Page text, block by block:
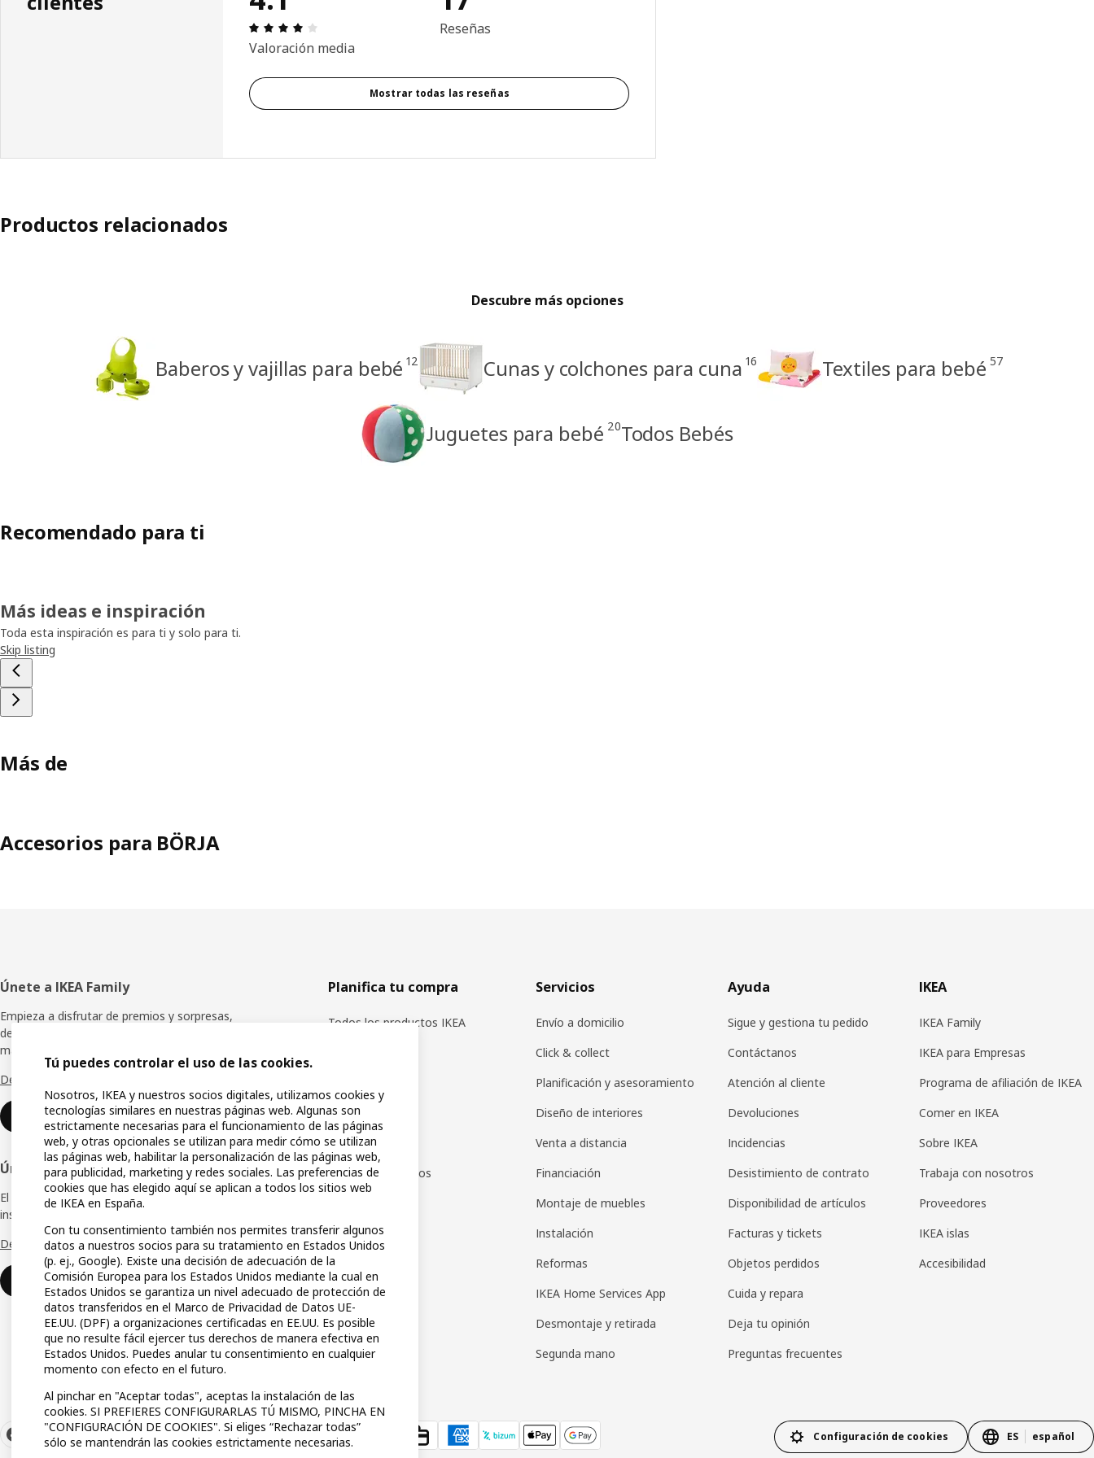
Reseña: 4.1 de 5 estrellas. Revisiones totales: 17
Valoración media
Reseñas
Mostrar todas las reseñas
Productos relacionados
Descubre más opciones
Baberos y vajillas para bebé 12 Cunas y colchones para cuna 16 Textiles para bebé 57
Juguetes para bebé 20Todos Bebés
Recomendado para ti
Más ideas e inspiración
Toda esta inspiración es para ti y solo para ti.
Skip listing
Más de
Accesorios para BÖRJA
Pie
de
página
Únete a IKEA Family
Empieza a disfrutar de premios y sorpresas,
descuentos especiales y muchas ventajas
más.
Descubre todos los beneficios
Unirse o iniciar sesión
Únete a la Red IKEA para Empresas
El club de empresas que te ofrece ofertas,
inspiración y consejos para tu negocio.
Descubre todas las ventajas
Unirse o iniciar sesión
Planifica tu compra
Todos los productos IKEA
Comprar en IKEA
IKEA Apps
Guías de productos
Tarjetas regalo
Medios de pago
Servicios
Envío a domicilio
Click & collect
Planificación y asesoramiento
Diseño de interiores
Venta a distancia
Financiación
Montaje de muebles
Instalación
Reformas
IKEA Home Services App
Desmontaje y retirada
Segunda mano
Ayuda
Sigue y gestiona tu pedido
Contáctanos
Atención al cliente
Devoluciones
Incidencias
Desistimiento de contrato
Disponibilidad de artículos
Facturas y tickets
Objetos perdidos
Cuida y repara
Deja tu opinión
Preguntas frecuentes
IKEA
IKEA Family
IKEA para Empresas
Programa de afiliación de IKEA
Comer en IKEA
Sobre IKEA
Trabaja con nosotros
Proveedores
IKEA islas
Accesibilidad
Configuración de cookies ES español
Tú puedes controlar el uso de las cookies.
Nosotros, IKEA y nuestros socios digitales, utilizamos cookies y
tecnologías similares en nuestras páginas web. Algunas son
estrictamente necesarias para el funcionamiento de las páginas
web, y otras opcionales se utilizan para medir cómo se utilizan
las páginas web, habilitar la personalización de las páginas web,
para publicidad, marketing y redes sociales. Las preferencias de
cookies que has elegido aquí se aplican a todos los sitios web
de IKEA en España.
Con tu consentimiento también nos permites transferir algunos
datos a nuestros socios para su tratamiento en Estados Unidos
(p. ej., Google). Existe una decisión de adecuación de la
Comisión Europea para los Estados Unidos mediante la cual en
Estados Unidos se garantiza un nivel adecuado de protección de
datos transferidos en el Marco de Privacidad de Datos UE-
EE.UU. (DPF) a organizaciones certificadas en EE.UU. Es posible
que no resulte fácil ejercer tus derechos de manera efectiva en
Estados Unidos. Puedes anular tu consentimiento en cualquier
momento con efecto en el futuro.
Al pinchar en "Aceptar todas", aceptas la instalación de las
cookies. SI PREFIERES CONFIGURARLAS TÚ MISMO, PINCHA EN
"CONFIGURACIÓN DE COOKIES". Si eliges “Rechazar todas”
sólo se mantendrán las cookies estrictamente necesarias.